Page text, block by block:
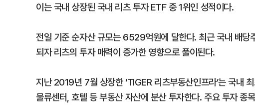
이는 국내 상장된 국내 리츠 투자 ETF 중 1위인 성적이다.
전일 기준 순자산 규모는 6529억원에 달한다. 최근 국내 배당
되자 리츠의 투자 매력이 증가한 영향으로 풀이된다.
지난 2019년 7월 상장한 ‘TIGER 리츠부동산인프라’는 국내
물류센터, 호텔 등 부동산 자산에 분산 투자한다. 주요 투